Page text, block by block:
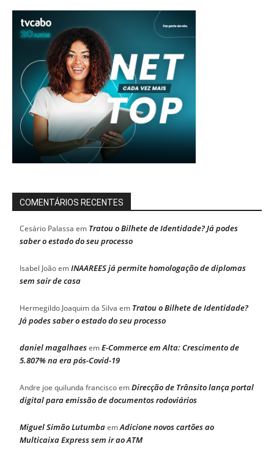
COMENTÁRIOS RECENTES
Cesário Palassa em Tratou o Bilhete de Identidade? Já podes
saber o estado do seu processo
Isabel JoãoemINAAREES já permite homologação de diplomas
sem sair de casa
Hermegildo Joaquim da Silva em Tratou o Bilhete de Identidade?
Já podes saber o estado do seu processo
daniel magalhaesemE-Commerce em Alta: Crescimento de
5.807% na era pós-Covid-19
Andre joe quilunda franciscoemDirecção de Trânsito lança portal
digital para emissão de documentos rodoviários
Miguel Simão LutumbaemAdicione novos cartões ao
Multicaixa Express sem ir ao ATM